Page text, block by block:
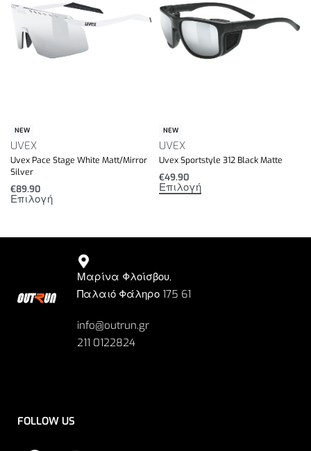
NEW
UVEX
Uvex Pace Stage White Matt/Mirror
Silver
€89.90
Επιλογή
NEW
UVEX
Uvex Sportstyle 312 Black Matte
€49.90
Επιλογή
Μαρίνα Φλοίσβου,
Παλαιό Φάληρο 175 61
info@outrun.gr
211 0122824
FOLLOW US